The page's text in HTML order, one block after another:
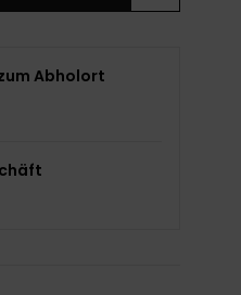
Abholort